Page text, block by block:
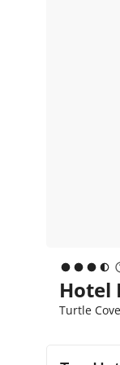
Hotel
Turtle